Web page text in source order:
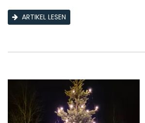
ARTIKEL LESEN